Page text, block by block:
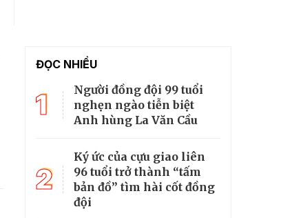
ĐỌC NHIỀU
1
Người đồng đội 99 tuổi
nghẹn ngào tiễn biệt
Anh hùng La Văn Cầu
2
Ký ức của cựu giao liên
96 tuổi trở thành “tấm
bản đồ” tìm hài cốt đồng
đội